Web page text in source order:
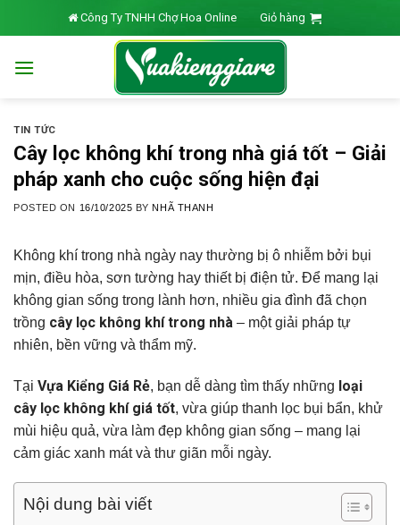
to
Công Ty TNHH Chợ Hoa Online Giỏ hàng
TIN TỨC
Cây lọc không khí trong nhà giá tốt – Giải
pháp xanh cho cuộc sống hiện đại
POSTED ON 16/10/2025 BYNHÃ THANH
Không khí trong nhà ngày nay thường bị ô nhiễm bởi bụi
mịn, điều hòa, sơn tường hay thiết bị điện tử. Để mang lại
không gian sống trong lành hơn, nhiều gia đình đã chọn
trồng cây lọc không khí trong nhà – một giải pháp tự
nhiên, bền vững và thẩm mỹ.
Tại Vựa Kiểng Giá Rẻ, bạn dễ dàng tìm thấy những loại
cây lọc không khí giá tốt, vừa giúp thanh lọc bụi bẩn, khử
mùi hiệu quả, vừa làm đẹp không gian sống – mang lại
cảm giác xanh mát và thư giãn mỗi ngày.
Nội dung bài viết